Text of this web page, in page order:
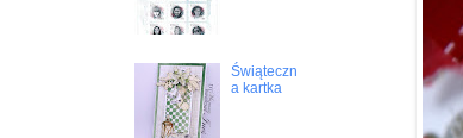
Świąteczn
a kartka